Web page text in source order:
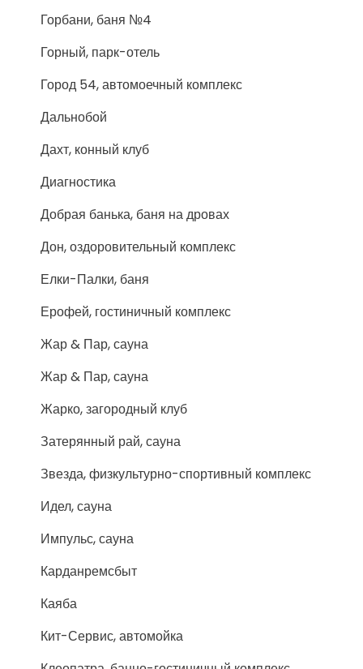
Горбани, баня №4
Горный, парк-отель
Город 54, автомоечный комплекс
Дальнобой
Дахт, конный клуб
Диагностика
Добрая банька, баня на дровах
Дон, оздоровительный комплекс
Елки-Палки, баня
Ерофей, гостиничный комплекс
Жар & Пар, сауна
Жар & Пар, сауна
Жарко, загородный клуб
Затерянный рай, сауна
Звезда, физкультурно-спортивный комплекс
Идел, сауна
Импульс, сауна
Карданремсбыт
Каяба
Кит-Сервис, автомойка